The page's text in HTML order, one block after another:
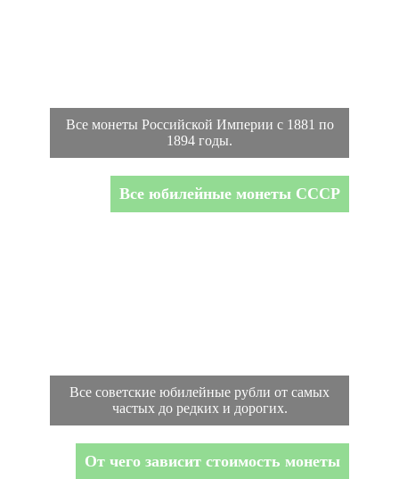
Все монеты Российской Империи с 1881 по
1894 годы.
Все юбилейные монеты СССР
Все советские юбилейные рубли от самых
частых до редких и дорогих.
От чего зависит стоимость монеты